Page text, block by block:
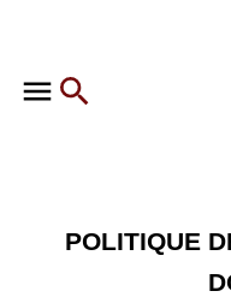
POLITIQUE